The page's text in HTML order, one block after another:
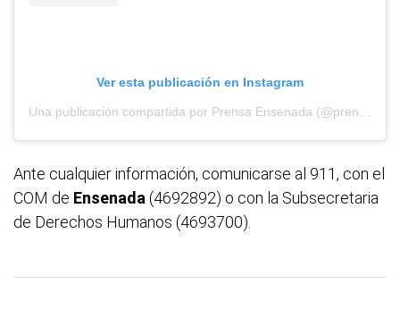
Ver esta publicación en Instagram
Ante cualquier información, comunicarse al 911, con el
COM de Ensenada (4692892) o con la Subsecretaria
de Derechos Humanos (4693700).